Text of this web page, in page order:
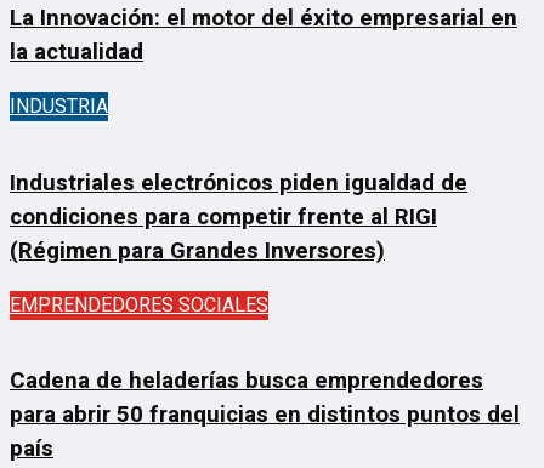
La Innovación: el motor del éxito empresarial en
la actualidad
INDUSTRIA
Industriales electrónicos piden igualdad de
condiciones para competir frente al RIGI
(Régimen para Grandes Inversores)
EMPRENDEDORES SOCIALES
Cadena de heladerías busca emprendedores
para abrir 50 franquicias en distintos puntos del
país